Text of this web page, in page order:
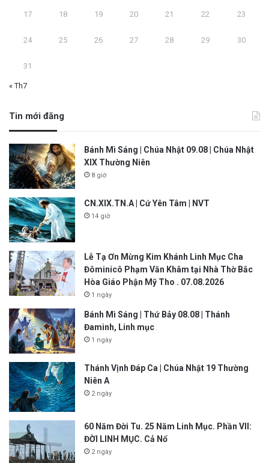
17 18 19 20 21 22 23
24 25 26 27 28 29 30
31
« Th7
Tin mới đăng
Bánh Mì Sáng | Chúa Nhật 09.08 | Chúa Nhật
XIX Thường Niên
8 giờ
CN.XIX.TN.A | Cứ Yên Tâm | NVT
14 giờ
Lễ Tạ Ơn Mừng Kim Khánh Linh Mục Cha
Đôminicô Phạm Văn Khâm tại Nhà Thờ Bắc
Hòa Giáo Phận Mỹ Tho . 07.08.2026
1 ngày
Bánh Mì Sáng | Thứ Bảy 08.08 | Thánh
Đaminh, Linh mục
1 ngày
Thánh Vịnh Đáp Ca | Chúa Nhật 19 Thường
Niên A
2 ngày
60 Năm Đời Tu. 25 Năm Linh Mục. Phần VII:
ĐỜI LINH MỤC. Cả Nổ
2 ngày